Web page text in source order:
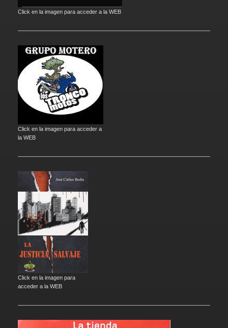
Click en la imagen para acceder a la WEB
Click en la imagen para acceder a
la WEB
Click en la imagen para
acceder a la WEB